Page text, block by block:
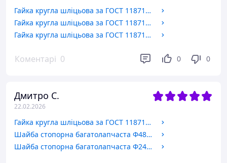
Гайка кругла шліцьова за ГОСТ 11871-88, DIN 981. М14х1.5
Гайка кругла шліцьова за ГОСТ 11871-88, DIN 981. М16х1.5
Гайка кругла шліцьова за ГОСТ 11871-88, DIN 981. М12х1.25
Коментарі 0 0 0
Дмитро С.
22.02.2026
Гайка кругла шліцьова за ГОСТ 11871-88, DIN 981. М48х1.5
Шайба стопорна багатолапчаста Ф48 за ГОСТ 11872-89, DIN 5406.
Шайба стопорна багатолапчаста Ф24 за ГОСТ 11872-89, DIN 5406.